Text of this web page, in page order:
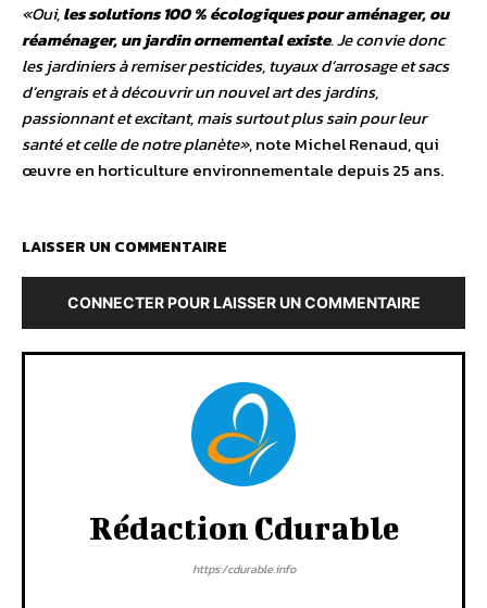
«Oui,les solutions 100 % écologiques pour aménager, ou
réaménager, un jardin ornemental existe. Je convie donc
les jardiniers à remiser pesticides, tuyaux d’arrosage et sacs
d’engrais et à découvrir un nouvel art des jardins,
passionnant et excitant, mais surtout plus sain pour leur
santé et celle de notre planète», note Michel Renaud, qui
œuvre en horticulture environnementale depuis 25 ans.
LAISSER UN COMMENTAIRE
CONNECTER POUR LAISSER UN COMMENTAIRE
Rédaction Cdurable
https:/cdurable.info